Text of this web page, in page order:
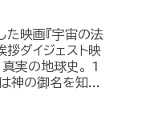
映画『宇宙の法
ダイジェスト映
実の地球史。 1
神の御名を知...